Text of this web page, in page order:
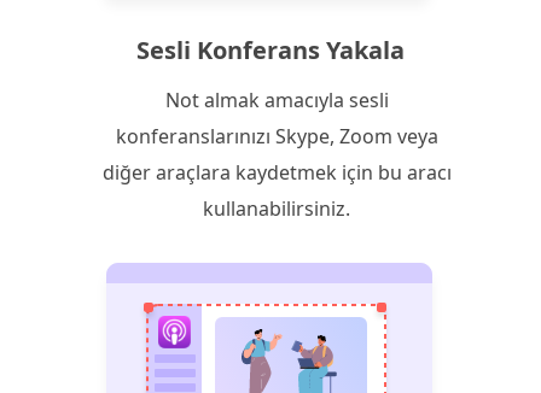
Sesli Konferans Yakala
Not almak amacıyla sesli
konferanslarınızı Skype, Zoom veya
diğer araçlara kaydetmek için bu aracı
kullanabilirsiniz.